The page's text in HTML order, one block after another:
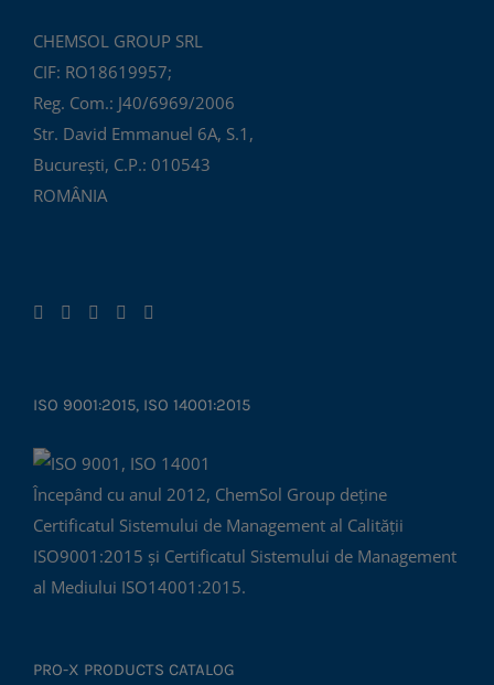
CHEMSOL GROUP SRL
CIF: RO18619957;
Reg. Com.: J40/6969/2006
Str. David Emmanuel 6A, S.1,
București, C.P.: 010543
ROMÂNIA
ISO 9001:2015, ISO 14001:2015
Începând cu anul 2012, ChemSol Group deține
Certificatul Sistemului de Management al Calității
ISO9001:2015 și Certificatul Sistemului de Management
al Mediului ISO14001:2015.
PRO-X PRODUCTS CATALOG